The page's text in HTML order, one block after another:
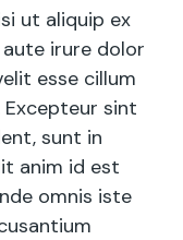
ut aliquip ex
irure dolor
esse cillum
sint
sunt in
anim id est
omnis iste